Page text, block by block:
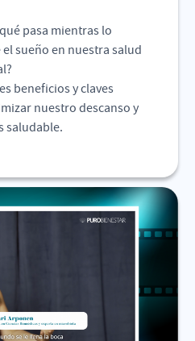
pasa mientras lo
sueño en nuestra salud
beneficios y claves
nuestro descanso y
saludable.